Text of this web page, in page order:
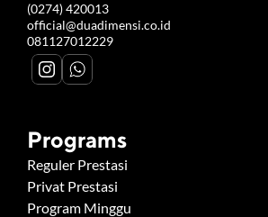
(0274) 420013
official@duadimensi.co.id
081127012229
Programs
Reguler Prestasi
Privat Prestasi
Program Minggu